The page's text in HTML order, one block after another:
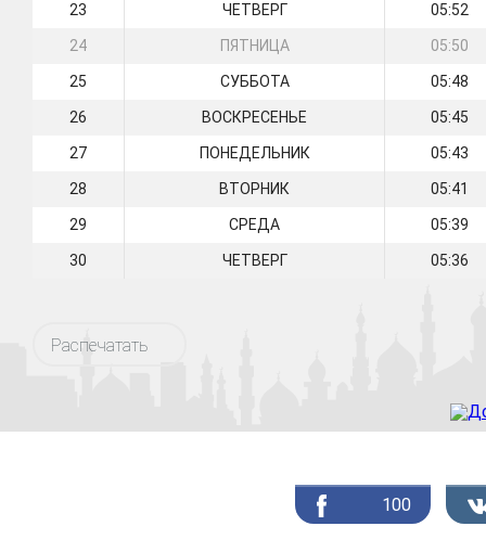
23 ЧЕТВЕРГ 05:52
24 ПЯТНИЦА 05:50
25 СУББОТА 05:48
26 ВОСКРЕСЕНЬЕ 05:45
27 ПОНЕДЕЛЬНИК 05:43
28 ВТОРНИК 05:41
29 СРЕДА 05:39
30 ЧЕТВЕРГ 05:36
Распечатать
100